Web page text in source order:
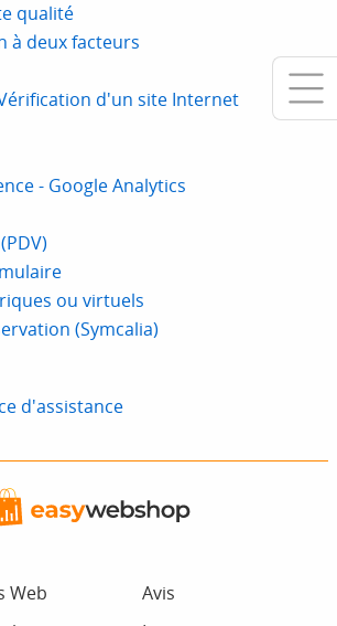
qualité
à deux facteurs
Vérification d'un site Internet
- Google Analytics
ou virtuels
(Symcalia)
d'assistance
Web
Avis